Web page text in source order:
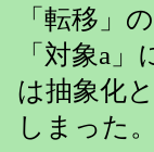
「転移」
「対象a
は抽象化
しまった。